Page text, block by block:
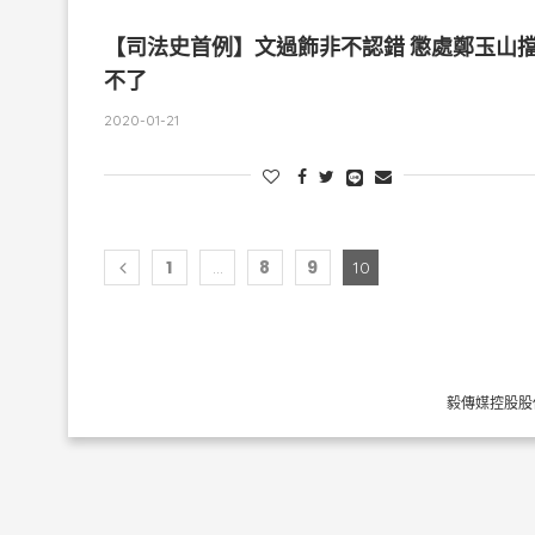
【司法史首例】文過飾非不認錯 懲處鄭玉山
不了
2020-01-21
1 ... 8 9 10
毅傳媒控股